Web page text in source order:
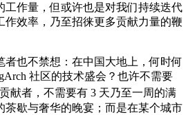
工作量，但或许也是对我们持续迭代
作效率，乃至招徕更多贡献力量的鞭
者也不禁想：在中国大地上，何时何
社区的技术盛会？也许不需要
献者，不需要有 3 天乃至一周的满
茶歇与奢华的晚宴；而是在某个城市